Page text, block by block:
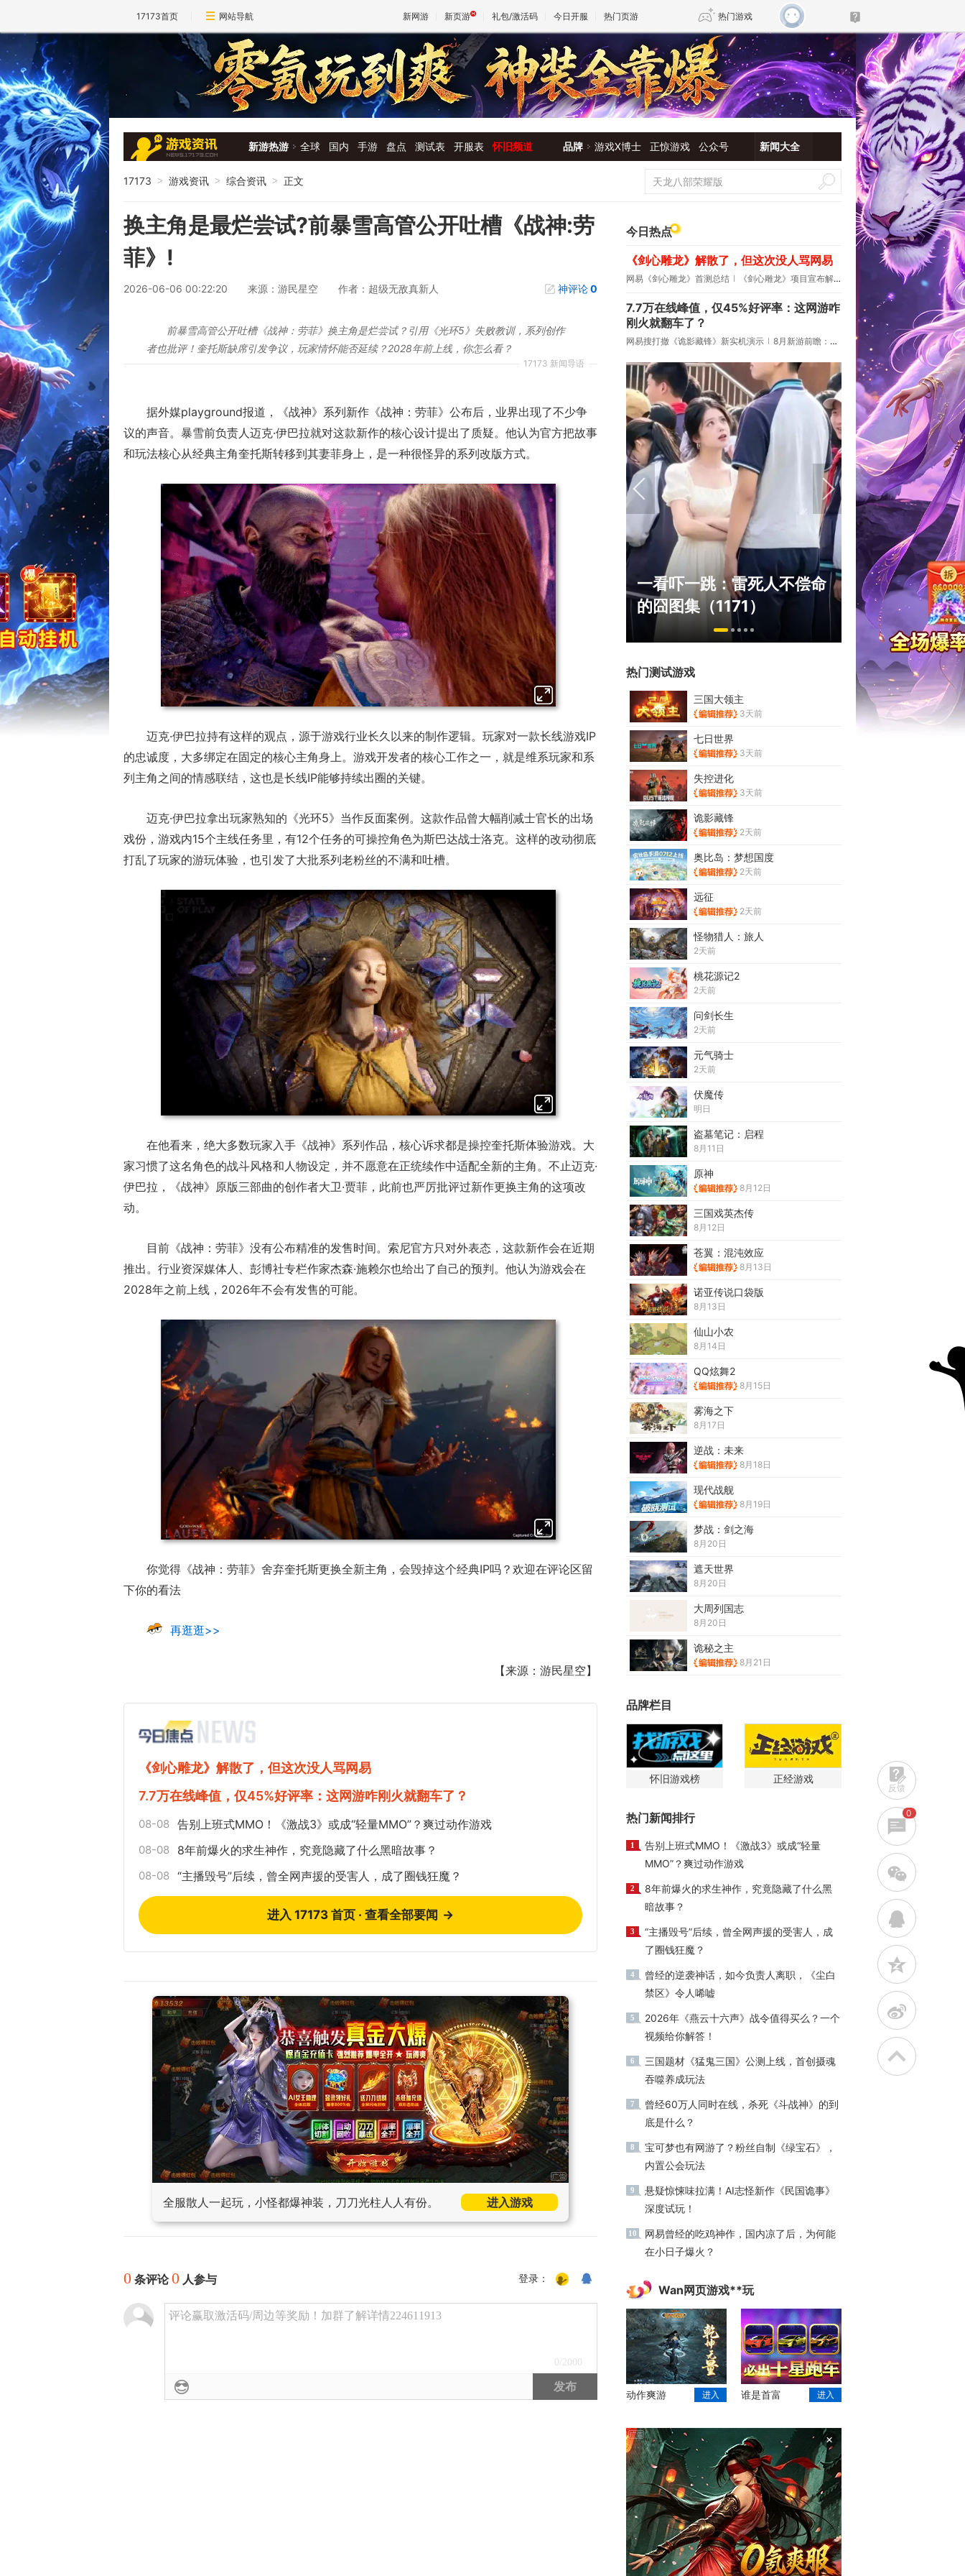
17173首页 网站导航 新网游 新页游 礼包/激活码 今日开服 热门页游 热门游戏
魔兽 DNF 传奇4
天堂 剑网3旗舰版 新天龙八部
新游热游 全球 国内 手游 盘点 测试表 开服表 怀旧频道 品牌 游戏X博士 正惊游戏 公众号 新闻大全
17173 > 游戏资讯 > 综合资讯 > 正文
换主角是最烂尝试?前暴雪高管公开吐槽《战神:劳
菲》!
2026-06-06 00:22:20 来源：游民星空 作者：超级无敌真新人 神评论0
17173 新闻导语
前暴雪高管公开吐槽《战神：劳菲》换主角是烂尝试？引用《光环5》失败教训，系列创作
者也批评！奎托斯缺席引发争议，玩家情怀能否延续？2028年前上线，你怎么看？
据外媒playground报道，《战神》系列新作《战神：劳菲》公布后，业界出现了不少争
议的声音。暴雪前负责人迈克·伊巴拉就对这款新作的核心设计提出了质疑。他认为官方把故事
和玩法核心从经典主角奎托斯转移到其妻菲身上，是一种很怪异的系列改版方式。
迈克·伊巴拉持有这样的观点，源于游戏行业长久以来的制作逻辑。玩家对一款长线游戏IP
的忠诚度，大多绑定在固定的核心主角身上。游戏开发者的核心工作之一，就是维系玩家和系
列主角之间的情感联结，这也是长线IP能够持续出圈的关键。
迈克·伊巴拉拿出玩家熟知的《光环5》当作反面案例。这款作品曾大幅削减士官长的出场
戏份，游戏内15个主线任务里，有12个任务的可操控角色为斯巴达战士洛克。这样的改动彻底
打乱了玩家的游玩体验，也引发了大批系列老粉丝的不满和吐槽。
在他看来，绝大多数玩家入手《战神》系列作品，核心诉求都是操控奎托斯体验游戏。大
家习惯了这名角色的战斗风格和人物设定，并不愿意在正统续作中适配全新的主角。不止迈克·
伊巴拉，《战神》原版三部曲的创作者大卫·贾菲，此前也严厉批评过新作更换主角的这项改
动。
目前《战神：劳菲》没有公布精准的发售时间。索尼官方只对外表态，这款新作会在近期
推出。行业资深媒体人、彭博社专栏作家杰森·施赖尔也给出了自己的预判。他认为游戏会在
2028年之前上线，2026年不会有发售的可能。
你觉得《战神：劳菲》舍弃奎托斯更换全新主角，会毁掉这个经典IP吗？欢迎在评论区留
下你的看法
再逛逛>>
【来源：游民星空】
《剑心雕龙》解散了，但这次没人骂网易
7.7万在线峰值，仅45%好评率：这网游咋刚火就翻车了？
08-08 告别上班式MMO！《激战3》或成“轻量MMO”？爽过动作游戏
08-08 8年前爆火的求生神作，究竟隐藏了什么黑暗故事？
08-08 “主播毁号”后续，曾全网声援的受害人，成了圈钱狂魔？
进入 17173 首页 · 查看全部要闻 →
全服散人一起玩，小怪都爆神装，刀刀光柱人人有份。 进入游戏
0 条评论0 人参与 登录：
评论赢取激活码/周边等奖励！加群了解详情224611913
0 /2000
发布
今日热点
《剑心雕龙》解散了，但这次没人骂网易
网易《剑心雕龙》首测总结 《剑心雕龙》项目宣布解散
7.7万在线峰值，仅45%好评率：这网游咋
刚火就翻车了？
网易搜打撤《诡影藏锋》新实机演示 8月新游前瞻：《诡秘之主》领衔
17周年庆典 争霸赛大区火
爆开启
一看吓一跳：雷死人不偿命
的囧图集（1171）
“Bin大小姐”是
脸外网福利姬
住了
热门测试游戏
三国大领主
3天前
七日世界
3天前
失控进化
3天前
诡影藏锋
2天前
奥比岛：梦想国度
2天前
远征
2天前
怪物猎人：旅人
2天前
桃花源记2
2天前
问剑长生
2天前
元气骑士
2天前
伏魔传
明日
盗墓笔记：启程
8月11日
原神
8月12日
三国戏英杰传
8月12日
苍翼：混沌效应
8月13日
诺亚传说口袋版
8月13日
仙山小农
8月14日
QQ炫舞2
8月15日
雾海之下
8月17日
逆战：未来
8月18日
现代战舰
8月19日
梦战：剑之海
8月20日
遮天世界
8月20日
大周列国志
8月20日
诡秘之主
8月21日
品牌栏目
怀旧游戏榜 正经游戏
热门新闻排行
1
告别上班式MMO！《激战3》或成“轻量
MMO”？爽过动作游戏
2
8年前爆火的求生神作，究竟隐藏了什么黑
暗故事？
3
“主播毁号”后续，曾全网声援的受害人，成
了圈钱狂魔？
4
曾经的逆袭神话，如今负责人离职，《尘白
禁区》令人唏嘘
5
2026年《燕云十六声》战令值得买么？一个
视频给你解答！
6
三国题材《猛鬼三国》公测上线，首创摄魂
吞噬养成玩法
7
曾经60万人同时在线，杀死《斗战神》的到
底是什么？
8
宝可梦也有网游了？粉丝自制《绿宝石》，
内置公会玩法
9
悬疑惊悚味拉满！AI志怪新作《民国诡事》
深度试玩！
10
网易曾经的吃鸡神作，国内凉了后，为何能
在小日子爆火？
Wan网页游戏**玩
动作爽游 进入 谁是首富 进入
×
反馈
0
w
q
z
t